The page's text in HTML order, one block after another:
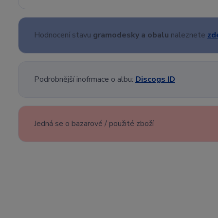
Hodnocení stavu gramodesky a obalu naleznete
Podrobnější inofrmace o albu: Discogs ID
Jedná se o bazarové / použité zboží